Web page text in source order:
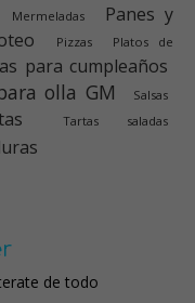
Mermeladas
Panes y
Pizzas
Platos de
para cumpleaños
olla GM
Salsas
Tartas saladas
de todo